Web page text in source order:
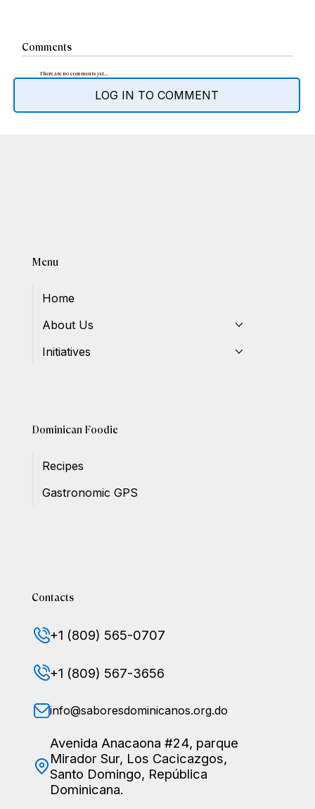
Comments
There are no comments yet...
LOG IN TO COMMENT
Menu
Home
About Us
Initiatives
Dominican Foodie
Recipes
Gastronomic GPS
Contacts
+1 (809) 565-0707
+1 (809) 567-3656
info@saboresdominicanos.org.do
Avenida Anacaona #24, parque
Mirador Sur, Los Cacicazgos,
Santo Domingo, República
Dominicana.